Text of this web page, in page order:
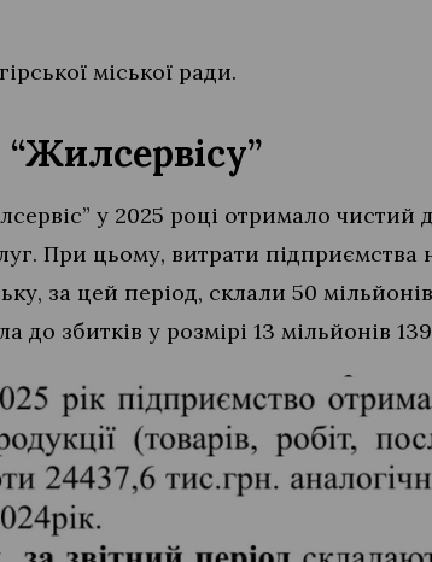
міської ради.
у 2025 році отримало чистий
При цьому, витрати підприємства
за цей період, склали 50
збитків у розмірі 13 мільйонів